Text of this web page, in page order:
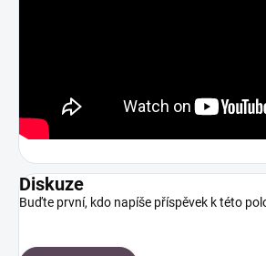
Diskuze
Buďte první, kdo napíše příspěvek k této